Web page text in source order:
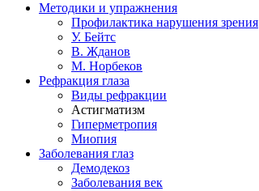
Методики и упражнения
Профилактика нарушения зрения
У. Бейтс
В. Жданов
М. Норбеков
Рефракция глаза
Виды рефракции
Астигматизм
Гиперметропия
Миопия
Заболевания глаз
Демодекоз
Заболевания век